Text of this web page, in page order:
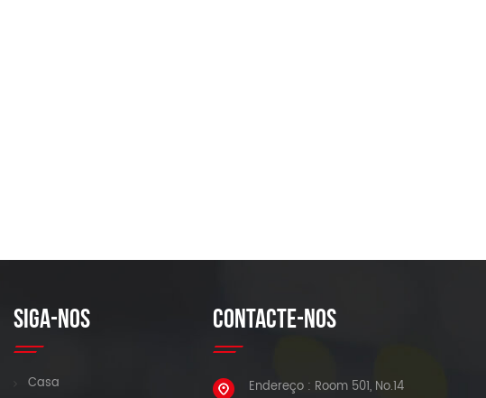
SIGA-NOS
Casa
CONTACTE-NOS
Endereço : Room 501, No.14